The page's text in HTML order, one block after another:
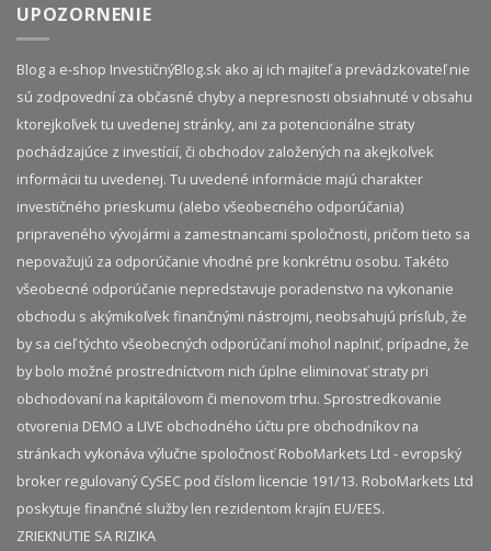
UPOZORNENIE
Blog a e-shop InvestičnýBlog.sk ako aj ich majiteľ a prevádzkovateľ nie
sú zodpovední za občasné chyby a nepresnosti obsiahnuté v obsahu
ktorejkoľvek tu uvedenej stránky, ani za potencionálne straty
pochádzajúce z investícií, či obchodov založených na akejkoľvek
informácii tu uvedenej. Tu uvedené informácie majú charakter
investičného prieskumu (alebo všeobecného odporúčania)
pripraveného vývojármi a zamestnancami spoločnosti, pričom tieto sa
nepovažujú za odporúčanie vhodné pre konkrétnu osobu. Takéto
všeobecné odporúčanie nepredstavuje poradenstvo na vykonanie
obchodu s akýmikoľvek finančnými nástrojmi, neobsahujú prísľub, že
by sa cieľ týchto všeobecných odporúčaní mohol naplniť, prípadne, že
by bolo možné prostredníctvom nich úplne eliminovať straty pri
obchodovaní na kapitálovom či menovom trhu. Sprostredkovanie
otvorenia DEMO a LIVE obchodného účtu pre obchodníkov na
stránkach vykonáva výlučne spoločnosť RoboMarkets Ltd - evropský
broker regulovaný CySEC pod číslom licencie 191/13. RoboMarkets Ltd
poskytuje finančné služby len rezidentom krajín EU/EES.
ZRIEKNUTIE SA RIZIKA